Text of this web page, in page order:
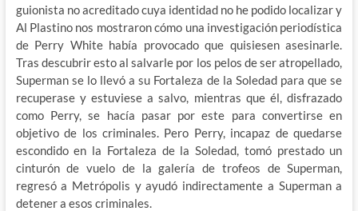
guionista no acreditado cuya identidad no he podido localizar y
Al Plastino nos mostraron cómo una investigación periodística
de Perry White había provocado que quisiesen asesinarle.
Tras descubrir esto al salvarle por los pelos de ser atropellado,
Superman se lo llevó a su Fortaleza de la Soledad para que se
recuperase y estuviese a salvo, mientras que él, disfrazado
como Perry, se hacía pasar por este para convertirse en
objetivo de los criminales. Pero Perry, incapaz de quedarse
escondido en la Fortaleza de la Soledad, tomó prestado un
cinturón de vuelo de la galería de trofeos de Superman,
regresó a Metrópolis y ayudó indirectamente a Superman a
detener a esos criminales.